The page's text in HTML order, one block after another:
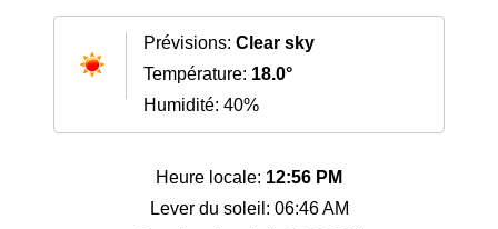
Prévisions: Clear sky
Température: 18.0°
Humidité: 40%
Heure locale: 12:56 PM
Lever du soleil: 06:46 AM